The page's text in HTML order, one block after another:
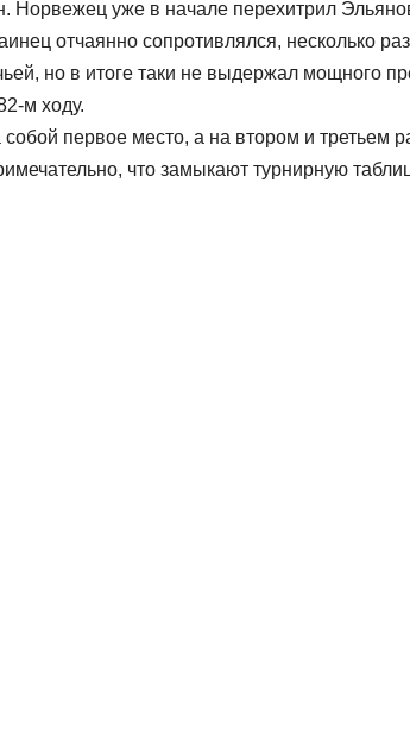
Норвежец уже в начале перехитрил
отчаянно сопротивлялся, несколько
но в итоге таки не выдержал мощного
м ходу.
собой первое место, а на втором и третьем
что замыкают турнирную